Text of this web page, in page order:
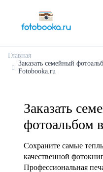
Главная
Заказать семейный
Fotobooka.ru
Заказать
фотоальбом
Сохраните самые
качественной
Профессиональная